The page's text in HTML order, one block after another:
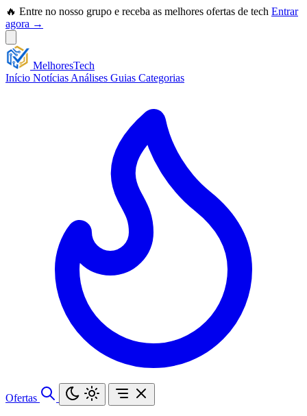
🔥 Entre no nosso grupo e receba as melhores ofertas de tech Entrar
agora →
MelhoresTech
Início Notícias Análises Guias Categorias
Ofertas